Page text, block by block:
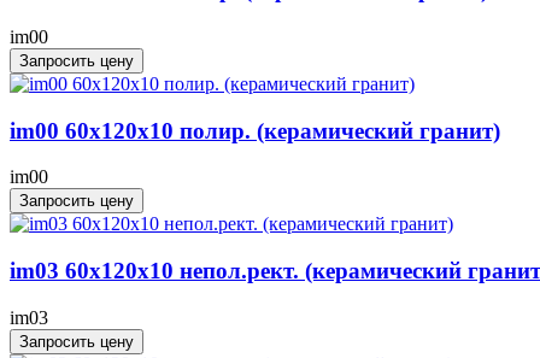
im00
Запросить цену
im00 60x120x10 полир. (керамический гранит)
im00
Запросить цену
im03 60x120x10 непол.рект. (керамический
im03
Запросить цену